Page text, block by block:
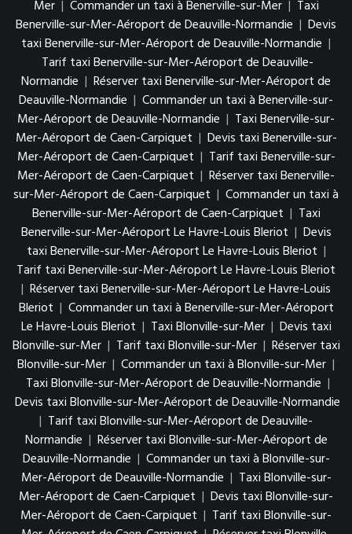
Mer | Commander un taxi à Benerville-sur-Mer | Taxi
Benerville-sur-Mer-Aéroport de Deauville-Normandie | Devis
taxi Benerville-sur-Mer-Aéroport de Deauville-Normandie |
Tarif taxi Benerville-sur-Mer-Aéroport de Deauville-
Normandie | Réserver taxi Benerville-sur-Mer-Aéroport de
Deauville-Normandie | Commander un taxi à Benerville-sur-
Mer-Aéroport de Deauville-Normandie | Taxi Benerville-sur-
Mer-Aéroport de Caen-Carpiquet | Devis taxi Benerville-sur-
Mer-Aéroport de Caen-Carpiquet | Tarif taxi Benerville-sur-
Mer-Aéroport de Caen-Carpiquet | Réserver taxi Benerville-
sur-Mer-Aéroport de Caen-Carpiquet | Commander un taxi à
Benerville-sur-Mer-Aéroport de Caen-Carpiquet | Taxi
Benerville-sur-Mer-Aéroport Le Havre-Louis Bleriot | Devis
taxi Benerville-sur-Mer-Aéroport Le Havre-Louis Bleriot |
Tarif taxi Benerville-sur-Mer-Aéroport Le Havre-Louis Bleriot
| Réserver taxi Benerville-sur-Mer-Aéroport Le Havre-Louis
Bleriot | Commander un taxi à Benerville-sur-Mer-Aéroport
Le Havre-Louis Bleriot | Taxi Blonville-sur-Mer | Devis taxi
Blonville-sur-Mer | Tarif taxi Blonville-sur-Mer | Réserver taxi
Blonville-sur-Mer | Commander un taxi à Blonville-sur-Mer |
Taxi Blonville-sur-Mer-Aéroport de Deauville-Normandie |
Devis taxi Blonville-sur-Mer-Aéroport de Deauville-Normandie
| Tarif taxi Blonville-sur-Mer-Aéroport de Deauville-
Normandie | Réserver taxi Blonville-sur-Mer-Aéroport de
Deauville-Normandie | Commander un taxi à Blonville-sur-
Mer-Aéroport de Deauville-Normandie | Taxi Blonville-sur-
Mer-Aéroport de Caen-Carpiquet | Devis taxi Blonville-sur-
Mer-Aéroport de Caen-Carpiquet | Tarif taxi Blonville-sur-